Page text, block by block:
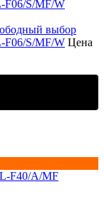
выбор
F06/S/MF/W Цена